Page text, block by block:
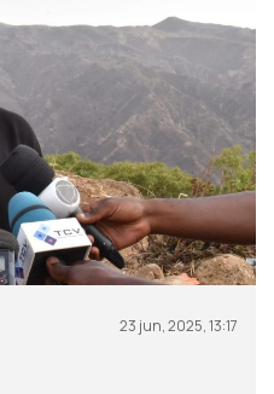
23 jun, 2025, 13:17